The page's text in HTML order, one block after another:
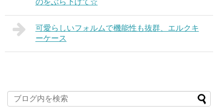
可愛らしいフォルムで機能性も抜群、エルクキ
ーケース